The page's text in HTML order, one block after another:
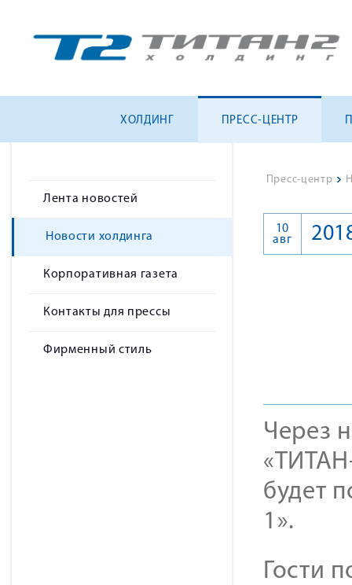
ХОЛДИНГ ПРЕСС-ЦЕНТР
Лента новостей
Новости холдинга
Корпоративная газета
Контакты для прессы
Фирменный стиль
Пресс-центр >
10
авг
Через
будет
1».
Гости